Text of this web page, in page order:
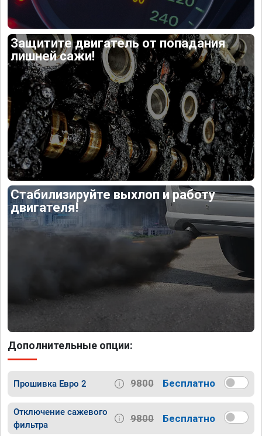
Защитите двигатель от попадания
лишней сажи!
Стабилизируйте выхлоп и работу
двигателя!
Дополнительные опции:
Прошивка Евро 2 9800 Бесплатно
Отключение сажевого
фильтра
9800 Бесплатно